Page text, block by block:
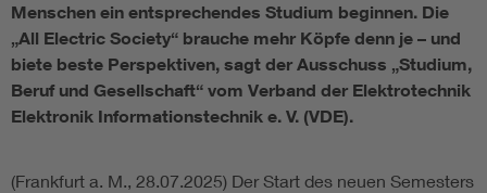
Functional safety
Menschen ein entsprechendes Studium beginnen. Die
„All Electric Society“ brauche mehr Köpfe denn je – und
biete beste Perspektiven, sagt der Ausschuss „Studium,
Beruf und Gesellschaft“ vom Verband der Elektrotechnik
Elektronik Informationstechnik e. V. (VDE).
(Frankfurt a. M., 28.07.2025) Der Start des neuen Semesters